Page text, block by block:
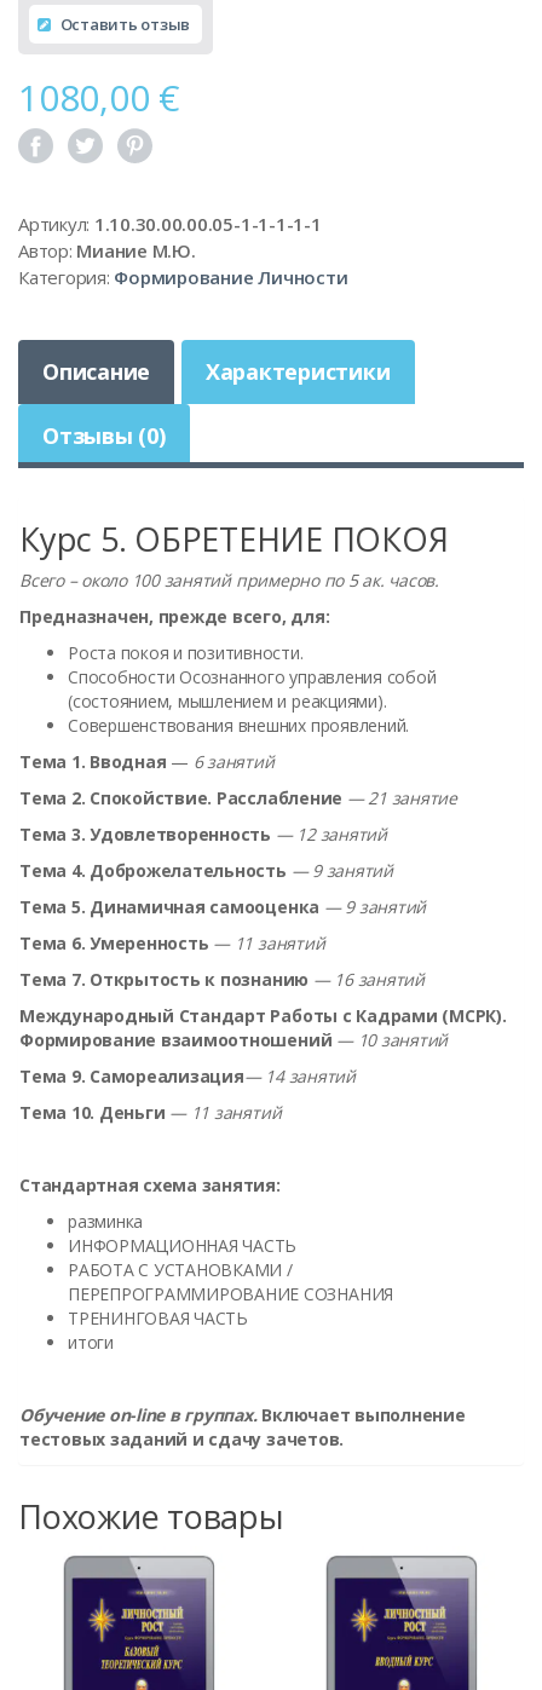
Оставить отзыв
1080,00 €
Артикул: 1.10.30.00.00.05-1-1-1-1-1
Автор: Миание М.Ю.
Категория: Формирование Личности
Описание Характеристики
Отзывы (0)
Курс 5. ОБРЕТЕНИЕ ПОКОЯ
Всего – около 100 занятий примерно по 5 ак. часов.
Предназначен, прежде всего, для:
Роста покоя и позитивности.
Способности Осознанного управления собой
(состоянием, мышлением и реакциями).
Совершенствования внешних проявлений.
Тема 1. Вводная — 6 занятий
Тема 2. Спокойствие. Расслабление — 21 занятие
Тема 3. Удовлетворенность — 12 занятий
Тема 4. Доброжелательность — 9 занятий
Тема 5. Динамичная самооценка — 9 занятий
Тема 6. Умеренность — 11 занятий
Тема 7. Открытость к познанию — 16 занятий
Международный Стандарт Работы с Кадрами (МСРК).
Формирование взаимоотношений — 10 занятий
Тема 9. Самореализация— 14 занятий
Тема 10. Деньги — 11 занятий
Стандартная схема занятия:
разминка
ИНФОРМАЦИОННАЯ ЧАСТЬ
РАБОТА С УСТАНОВКАМИ /
ПЕРЕПРОГРАММИРОВАНИЕ СОЗНАНИЯ
ТРЕНИНГОВАЯ ЧАСТЬ
итоги
Обучение on-line в группах. Включает выполнение
тестовых заданий и сдачу зачетов.
Похожие товары